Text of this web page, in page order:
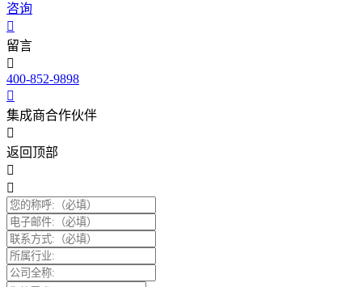
咨询
留言
400-852-9898
集成商合作伙伴
返回顶部